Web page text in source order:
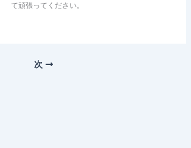
て頑張ってください。
次